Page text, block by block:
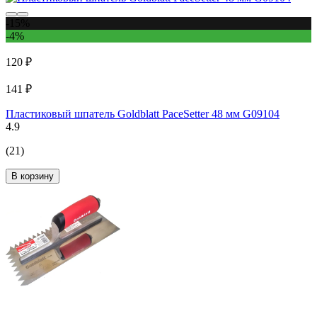
-4%
120 ₽
141 ₽
Пластиковый шпатель Goldblatt PaceSetter 48 мм G09104
4.9
(21)
В корзину